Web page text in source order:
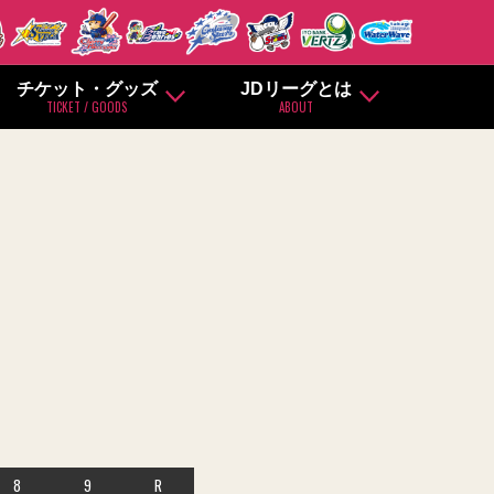
チケット・グッズ
TICKET / GOODS
JDリーグとは
ABOUT
8 9 R